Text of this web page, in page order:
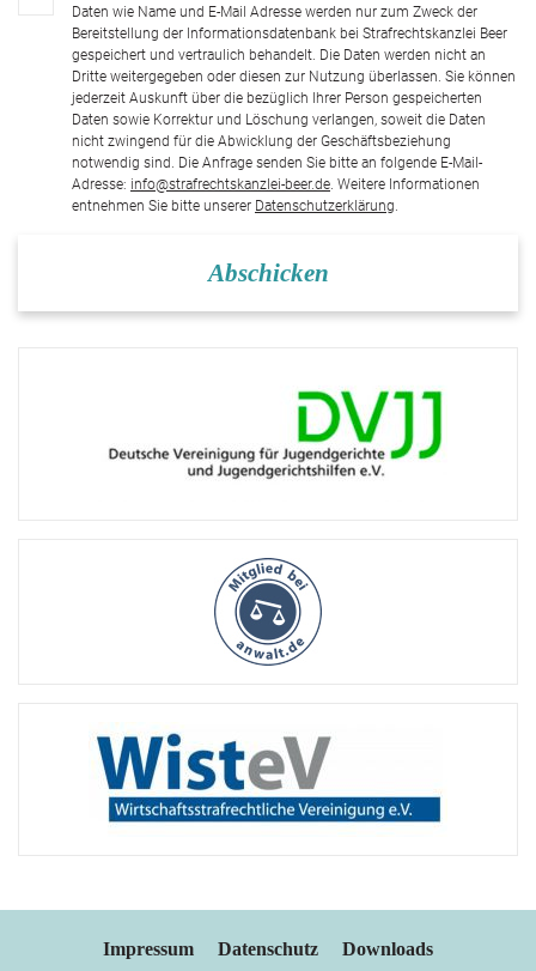
Daten wie Name und E-Mail Adresse werden nur zum Zweck der
Bereitstellung der Informationsdatenbank bei Strafrechtskanzlei Beer
gespeichert und vertraulich behandelt. Die Daten werden nicht an
Dritte weitergegeben oder diesen zur Nutzung überlassen. Sie können
jederzeit Auskunft über die bezüglich Ihrer Person gespeicherten
Daten sowie Korrektur und Löschung verlangen, soweit die Daten
nicht zwingend für die Abwicklung der Geschäftsbeziehung
notwendig sind. Die Anfrage senden Sie bitte an folgende E-Mail-
Adresse: info@strafrechtskanzlei-beer.de. Weitere Informationen
entnehmen Sie bitte unserer Datenschutzerklärung.
Impressum Datenschutz Downloads